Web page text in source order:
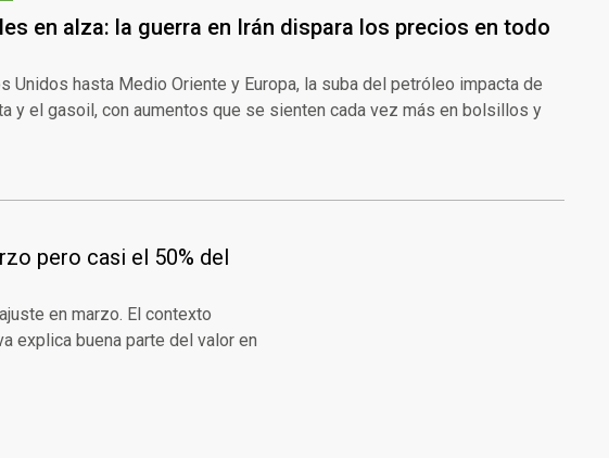
en alza: la guerra en Irán dispara los precios en todo
Unidos hasta Medio Oriente y Europa, la suba del petróleo impacta de
y el gasoil, con aumentos que se sienten cada vez más en bolsillos y
pero casi el 50% del
en marzo. El contexto
explica buena parte del valor en